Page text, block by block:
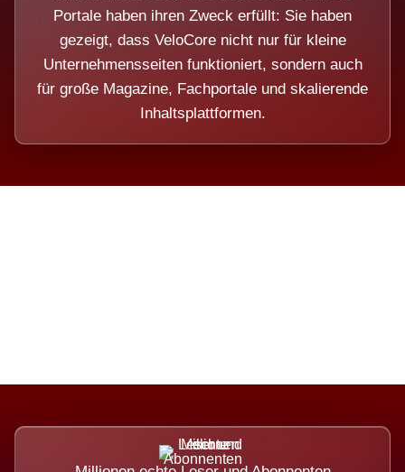
Portale haben ihren Zweck erfüllt: Sie haben
gezeigt, dass VeloCore nicht nur für kleine
Unternehmensseiten funktioniert, sondern auch
für große Magazine, Fachportale und skalierende
Inhaltsplattformen.